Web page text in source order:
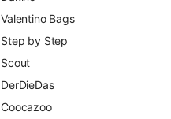
Valentino Bags
Step by Step
Scout
DerDieDas
Coocazoo